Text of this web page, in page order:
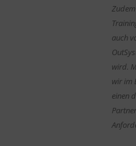
auch
wird.
wir im
einen